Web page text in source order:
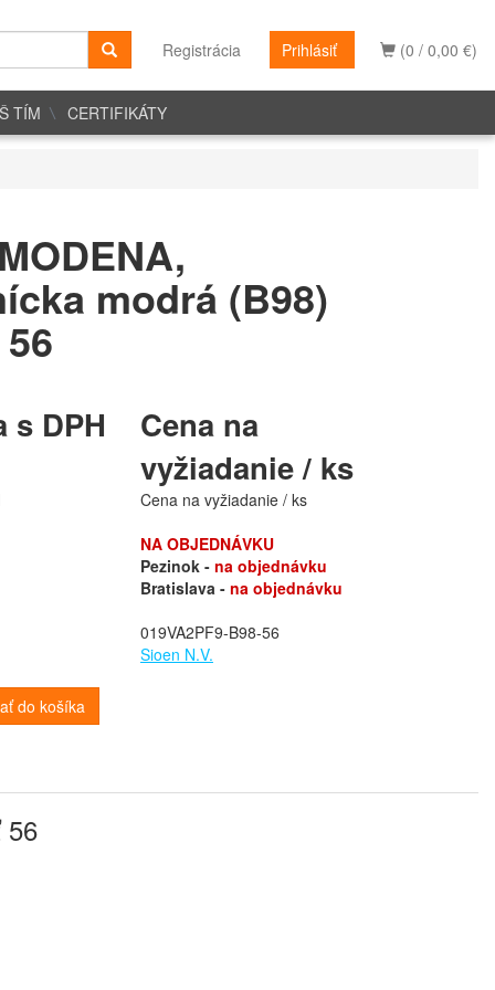
(0 / 0,00 €)
Registrácia Prihlásiť
TÍM CERTIFIKÁTY
modrá (B98)
s DPH
Cena na
vyžiadanie / ks
Cena na vyžiadanie / ks
NA OBJEDNÁVKU
Pezinok - na objednávku
Bratislava - na objednávku
019VA2PF9-B98-56
Sioen N.V.
do košíka
56